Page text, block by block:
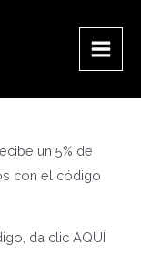
Main
un 5% de
con el código
da clicAQUÍ